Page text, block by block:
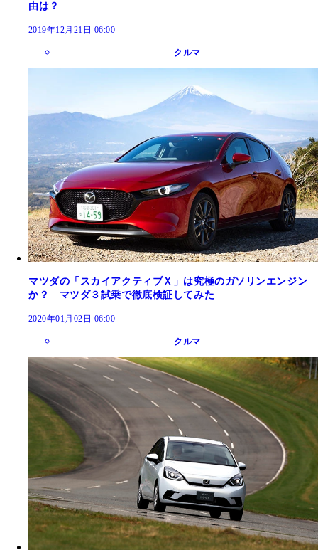
由は？
2019年12月21日 06:00
クルマ
マツダの「スカイアクティブＸ」は究極のガソリンエンジン
か？ マツダ３試乗で徹底検証してみた
2020年01月02日 06:00
クルマ